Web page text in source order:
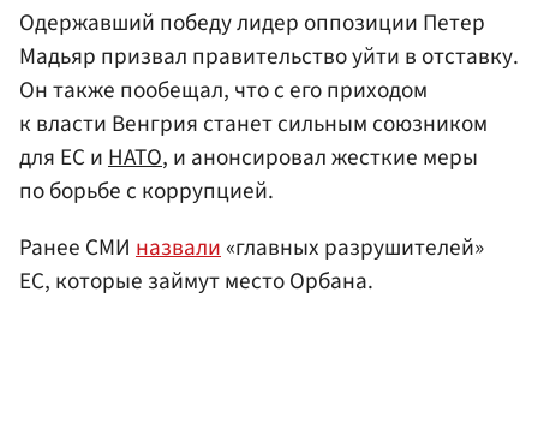
Одержавший победу лидер оппозиции Петер
Мадьяр призвал правительство уйти в отставку.
Он также пообещал, что с его приходом
к власти Венгрия станет сильным союзником
для ЕС иНАТО, и анонсировал жесткие меры
по борьбе с коррупцией.
Ранее СМИ назвали«главных разрушителей»
ЕС, которые займут место Орбана.